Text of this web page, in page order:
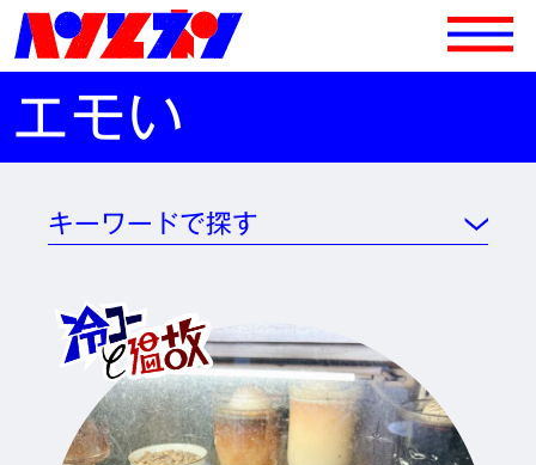
エモい
キーワードで探す